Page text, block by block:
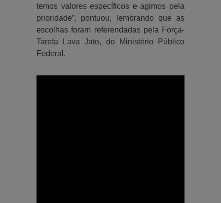
temos valores específicos e agimos pela
prioridade”, pontuou, lembrando que as
escolhas foram referendadas pela Força-
Tarefa Lava Jato, do Ministério Público
Federal.